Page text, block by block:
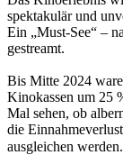
spektakulär und
Ein „Must-See“ –
gestreamt.
Bis Mitte 2024
Kinokassen um 25
Mal sehen, ob
die
ausgleichen